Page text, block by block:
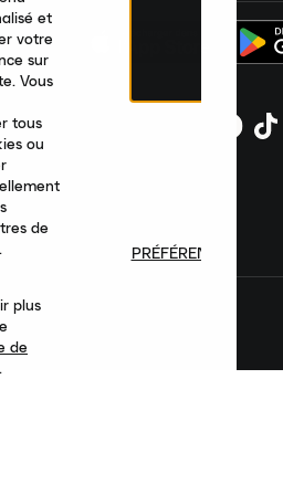
et
votre
sur
Vous
tous
ou
de
plus
de
.
PRÉFÉRENCES